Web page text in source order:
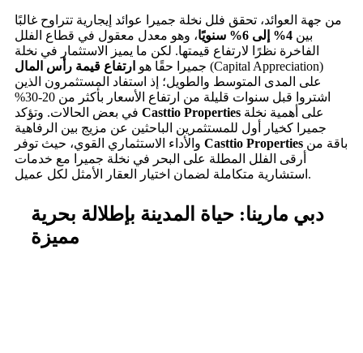
من جهة العوائد، تحقق فلل نخلة جميرا عوائد إيجارية تتراوح غالبًا
بين 4% إلى 6% سنويًا
، وهو معدل معقول في قطاع الفلل
الفاخرة نظرًا لارتفاع قيمتها. لكن ما يميز الاستثمار في نخلة
جميرا حقًا هو ارتفاع قيمة رأس المال
(Capital Appreciation)
على المدى المتوسط والطويل؛ إذ استفاد المستثمرون الذين
اشتروا قبل سنوات قليلة من ارتفاع الأسعار بأكثر من 20-30%
Casttio Properties
جميرا كخيار أول للمستثمرين الباحثين عن مزيج بين الرفاهية
Casttio Properties
أرقى الفلل المطلة على البحر في نخلة جميرا مع خدمات
استشارية متكاملة لضمان اختيار العقار الأمثل لكل عميل.
دبي مارينا: حياة المدينة بإطلالة بحرية
مميزة